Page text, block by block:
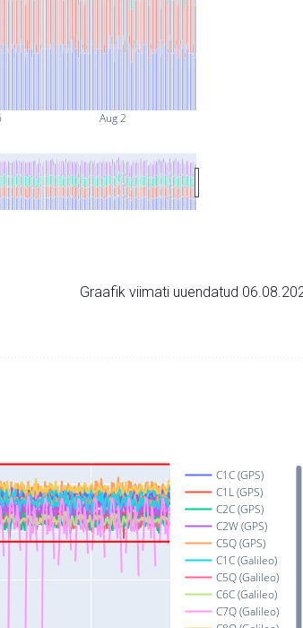
Aug 2
Graafik viimati uuendatud
C1C (GPS)
C1L (GPS)
C2C (GPS)
C2W (GPS)
C5Q (GPS)
C1C (Galileo)
C5Q (Galileo)
C6C (Galileo)
C7Q (Galileo)